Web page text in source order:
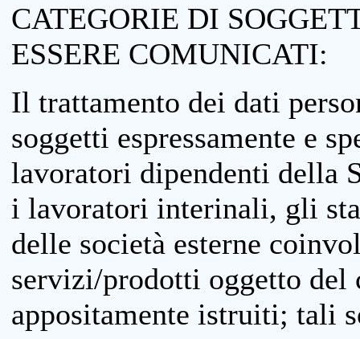
CATEGORIE DI
ESSERE COMUNICATI:
Il trattamento dei dati
soggetti espressamente e
lavoratori dipendenti della
i lavoratori interinali, gli
delle società esterne
servizi/prodotti oggetto
appositamente istruiti; tali